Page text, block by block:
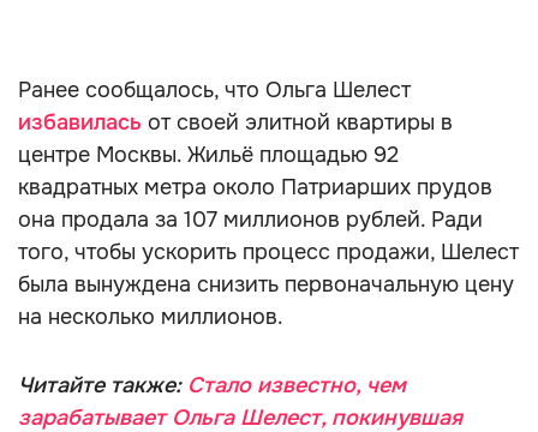
Ранее сообщалось, что Ольга Шелест
избавилась от своей элитной квартиры в
центре Москвы. Жильё площадью 92
квадратных метра около Патриарших прудов
она продала за 107 миллионов рублей. Ради
того, чтобы ускорить процесс продажи, Шелест
была вынуждена снизить первоначальную цену
на несколько миллионов.
Читайте также: Стало известно, чем
зарабатывает Ольга Шелест, покинувшая